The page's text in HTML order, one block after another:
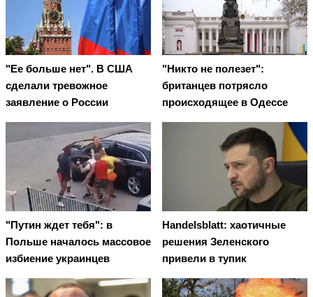
"Ее больше нет". В США
сделали тревожное
заявление о России
"Никто не полезет":
британцев потрясло
происходящее в Одессе
"Путин ждет тебя": в
Польше началось массовое
избиение украинцев
Handelsblatt: хаотичные
решения Зеленского
привели в тупик